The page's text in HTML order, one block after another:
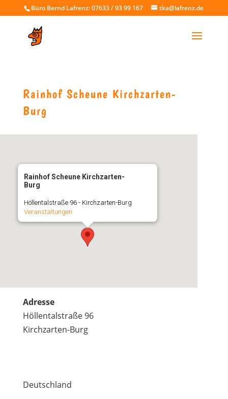
Büro Bernd Lafrenz: 07633 / 93 99 167 tka@lafrenz.de
Rainhof Scheune Kirchzarten-
Burg
Rainhof Scheune Kirchzarten-
Burg
Höllentalstraße 96 - Kirchzarten-Burg
Veranstaltungen
Adresse
Höllentalstraße 96
Kirchzarten-Burg
Deutschland